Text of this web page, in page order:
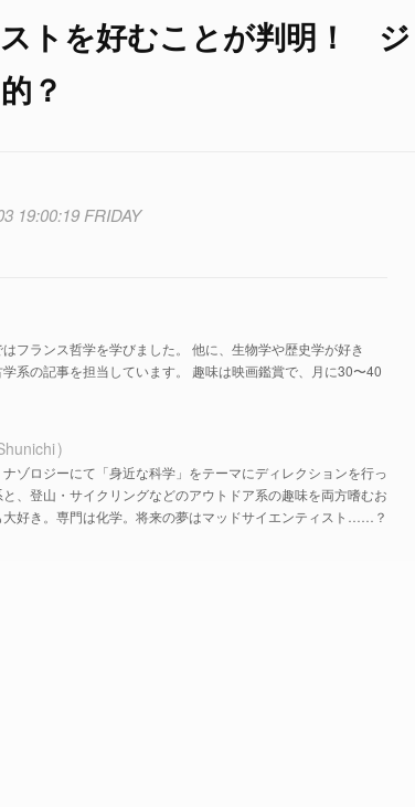
トを好むことが判明！
？
19:00:19 FRIDAY
フランス哲学を学びました。 他に、生物学や歴史学が好き
系の記事を担当しています。 趣味は映画鑑賞で、月に30〜40
ゾロジーにて「身近な科学」をテーマにディレクションを行っ
、登山・サイクリングなどのアウトドア系の趣味を両方嗜むお
好き。専門は化学。将来の夢はマッドサイエンティスト……？